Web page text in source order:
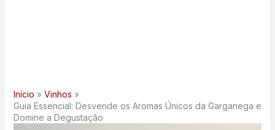
Início
Vinhos
Guia Essencial: Desvende os Aromas Únicos da Garganega e
Domine a Degustação